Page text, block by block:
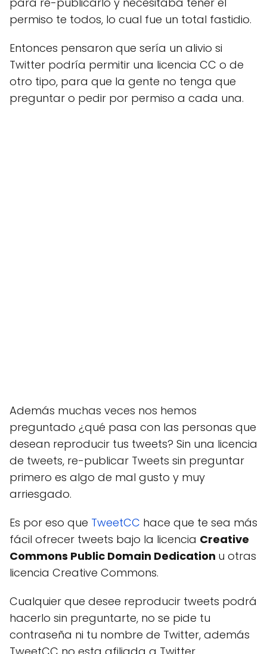
permiso te todos, lo cual fue un total fastidio.
Entonces pensaron que sería un alivio si
Twitter podría permitir una licencia CC o de
otro tipo, para que la gente no tenga que
preguntar o pedir por permiso a cada una.
Además muchas veces nos hemos
preguntado ¿qué pasa con las personas que
desean reproducir tus tweets? Sin una licencia
de tweets, re-publicar Tweets sin preguntar
primero es algo de mal gusto y muy
arriesgado.
Es por eso que TweetCC hace que te sea más
fácil ofrecer tweets bajo la licencia Creative
Commons Public Domain Dedication u otras
licencia Creative Commons.
Cualquier que desee reproducir tweets podrá
hacerlo sin preguntarte, no se pide tu
contraseña ni tu nombre de Twitter, además